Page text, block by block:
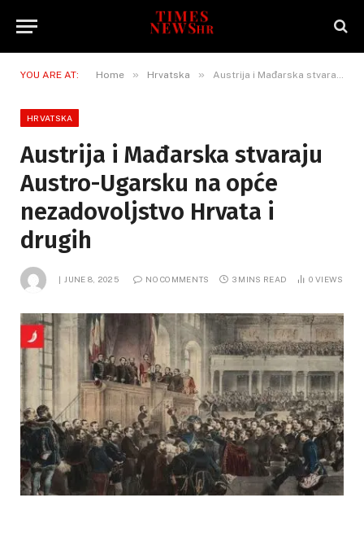
YOU ARE AT: Home » Hrvatska » Austrija i Mađarska stvaraju Austro-Ugarsku na opće nezadovoljstvo Hrvata i drugih
HRVATSKA
Austrija i Mađarska stvaraju
Austro-Ugarsku na opće
nezadovoljstvo Hrvata i
drugih
JUNE 8, 2025 NO COMMENTS 3 MINS READ 0VIEWS